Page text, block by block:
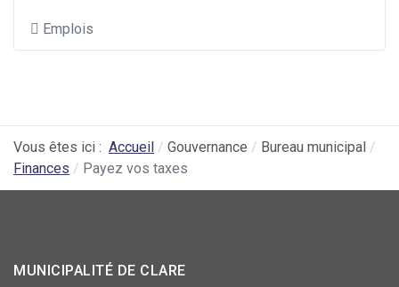
Emplois
Vous êtes ici : Accueil Gouvernance
Bureau municipal
Finances
Payez vos taxes
MUNICIPALITÉ DE CLARE